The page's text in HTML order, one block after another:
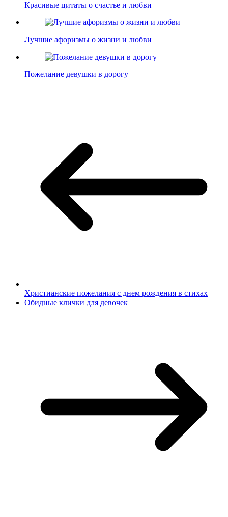
Красивые цитаты о счастье и любви
Лучшие афоризмы о жизни и любви
Пожелание девушки в дорогу
Христианские пожелания с днем рождения в стихах
Обидные клички для девочек